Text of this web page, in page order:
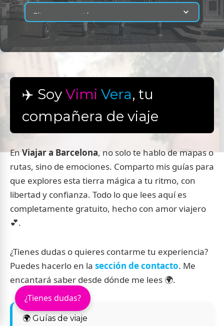
✈️ Soy Vimi Vera, tu
compañera de viaje
EnViajar a Barcelona, no solo te hablo de mapas o
rutas, sino de emociones. Comparto mis guías para
que explores esta tierra mágica a tu ritmo, con
libertad y confianza. Todo lo que lees aquí es
completamente gratuito, hecho con amor viajero
💕.
¿Tienes dudas o quieres contarme tu experiencia?
Puedes hacerlo en la sección de contacto. Me
encantará saber desde dónde me lees 🌍.
🌍 Guías de viaje
¿Tienes dudas?